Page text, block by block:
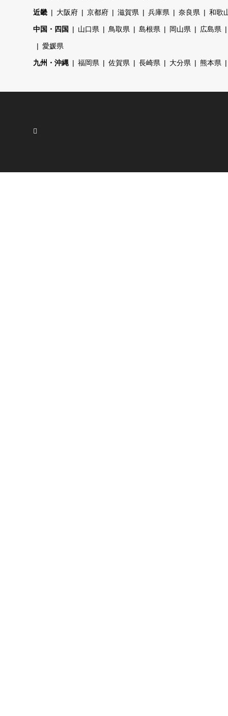
近畿 大阪府 京都府 滋賀県 兵庫県 奈良県 和歌
中国・四国 山口県 鳥取県 島根県 岡山県 広島県
愛媛県
九州・沖縄 福岡県 佐賀県 長崎県 大分県 熊本県